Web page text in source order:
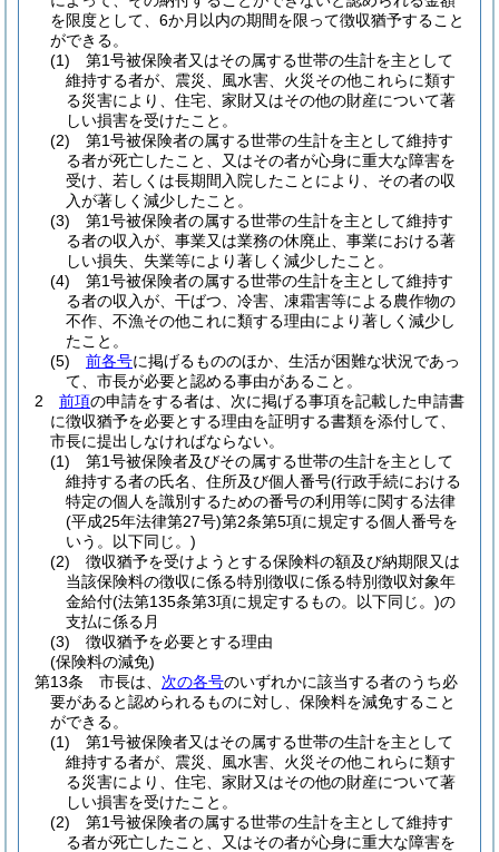
を限度として、6か月以内の期間を限って徴収猶予すること
ができる。
(1)
第1号被保険者又はその属する世帯の生計を主として
維持する者が、震災、風水害、火災その他これらに類す
る災害により、住宅、家財又はその他の財産について著
しい損害を受けたこと。
(2)
第1号被保険者の属する世帯の生計を主として維持す
る者が死亡したこと、又はその者が心身に重大な障害を
受け、若しくは長期間入院したことにより、その者の収
入が著しく減少したこと。
(3)
第1号被保険者の属する世帯の生計を主として維持す
る者の収入が、事業又は業務の休廃止、事業における著
しい損失、失業等により著しく減少したこと。
(4)
第1号被保険者の属する世帯の生計を主として維持す
る者の収入が、干ばつ、冷害、凍霜害等による農作物の
不作、不漁その他これに類する理由により著しく減少し
たこと。
(5)
前各号に掲げるもののほか、生活が困難な状況であっ
て、市長が必要と認める事由があること。
2
前項の申請をする者は、次に掲げる事項を記載した申請書
に徴収猶予を必要とする理由を証明する書類を添付して、
市長に提出しなければならない。
(1)
第1号被保険者及びその属する世帯の生計を主として
維持する者の氏名、住所及び個人番号(行政手続における
特定の個人を識別するための番号の利用等に関する法律
(平成25年法律第27号)第2条第5項に規定する個人番号を
いう。以下同じ。)
(2)
徴収猶予を受けようとする保険料の額及び納期限又は
当該保険料の徴収に係る特別徴収に係る特別徴収対象年
金給付(法第135条第3項に規定するもの。以下同じ。)の
支払に係る月
(3)
徴収猶予を必要とする理由
(保険料の減免)
第13条
市長は、 次の各号のいずれかに該当する者のうち必
要があると認められるものに対し、保険料を減免すること
ができる。
(1)
第1号被保険者又はその属する世帯の生計を主として
維持する者が、震災、風水害、火災その他これらに類す
る災害により、住宅、家財又はその他の財産について著
しい損害を受けたこと。
(2)
第1号被保険者の属する世帯の生計を主として維持す
る者が死亡したこと、又はその者が心身に重大な障害を